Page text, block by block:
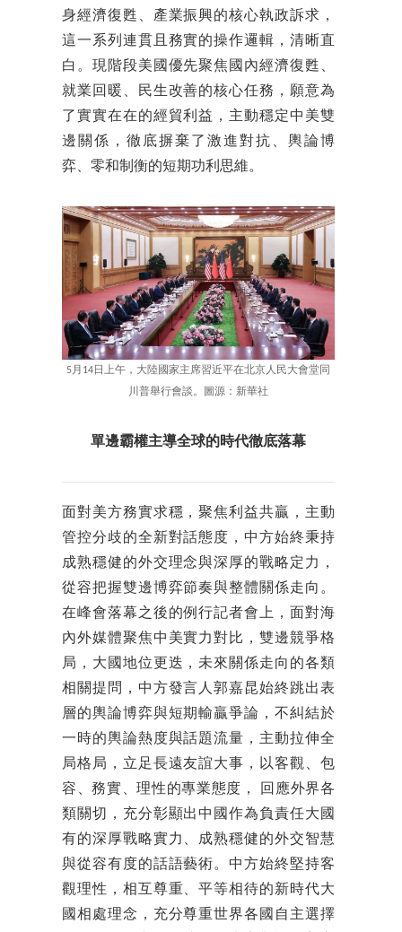
身經濟復甦、產業振興的核心執政訴求，
這一系列連貫且務實的操作邏輯，清晰直
白。現階段美國優先聚焦國內經濟復甦、
就業回暖、民生改善的核心任務，願意為
了實實在在的經貿利益，主動穩定中美雙
邊關係，徹底摒棄了激進對抗、輿論博
弈、零和制衡的短期功利思維。
5月14日上午，大陸國家主席習近平在北京人民大會堂同
川普舉行會談。圖源：新華社
單邊霸權主導全球的時代徹底落幕
面對美方務實求穩，聚焦利益共贏，主動
管控分歧的全新對話態度，中方始終秉持
成熟穩健的外交理念與深厚的戰略定力，
從容把握雙邊博弈節奏與整體關係走向。
在峰會落幕之後的例行記者會上，面對海
內外媒體聚焦中美實力對比，雙邊競爭格
局，大國地位更迭，未來關係走向的各類
相關提問，中方發言人郭嘉昆始終跳出表
層的輿論博弈與短期輸贏爭論，不糾結於
一時的輿論熱度與話題流量，主動拉伸全
局格局，立足長遠友誼大事，以客觀、包
容、務實、理性的專業態度， 回應外界各
類關切，充分彰顯出中國作為負責任大國
有的深厚戰略實力、成熟穩健的外交智慧
與從容有度的話語藝術。中方始終堅持客
觀理性，相互尊重、平等相待的新時代大
國相處理念，充分尊重世界各國自主選擇